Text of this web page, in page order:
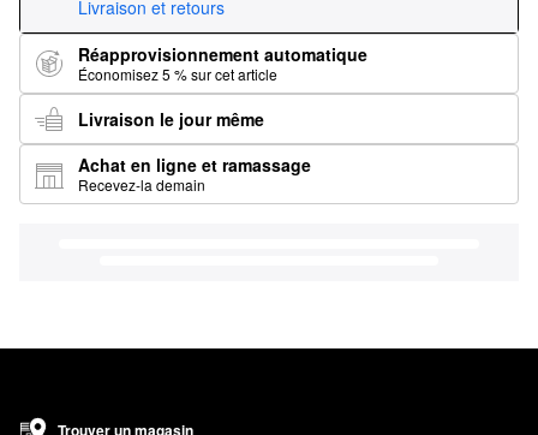
Livraison et retours
Réapprovisionnement automatique
Économisez 5 % sur cet article
Livraison le jour même
Achat en ligne et ramassage
Recevez-la demain
Trouver un magasin